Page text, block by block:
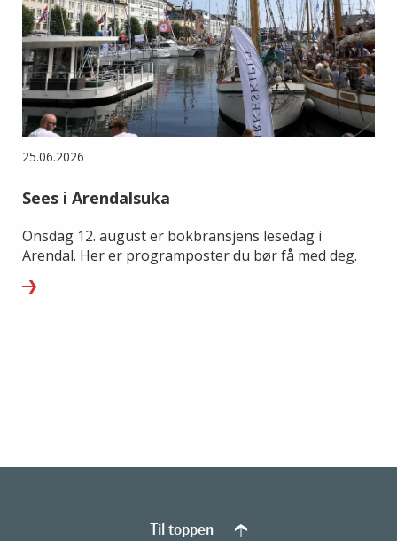
25.06.2026
Sees i Arendalsuka
Onsdag 12. august er bokbransjens lesedag i
Arendal. Her er programposter du bør få med deg.
Til toppen